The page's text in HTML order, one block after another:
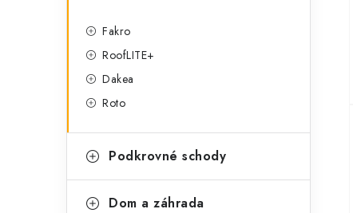
Fakro
RoofLITE+
Dakea
Roto
Podkrovné schody
Dom a záhrada